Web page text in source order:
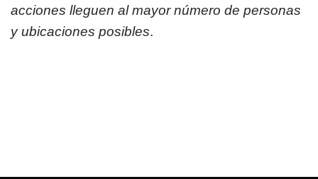
acciones lleguen al mayor número de personas
y ubicaciones posibles.